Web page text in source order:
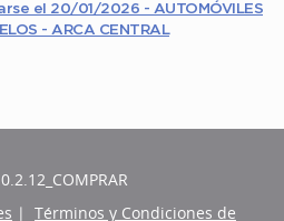
el 20/01/2026 - AUTOMÓVILES
- ARCA CENTRAL
| Términos y Condiciones de